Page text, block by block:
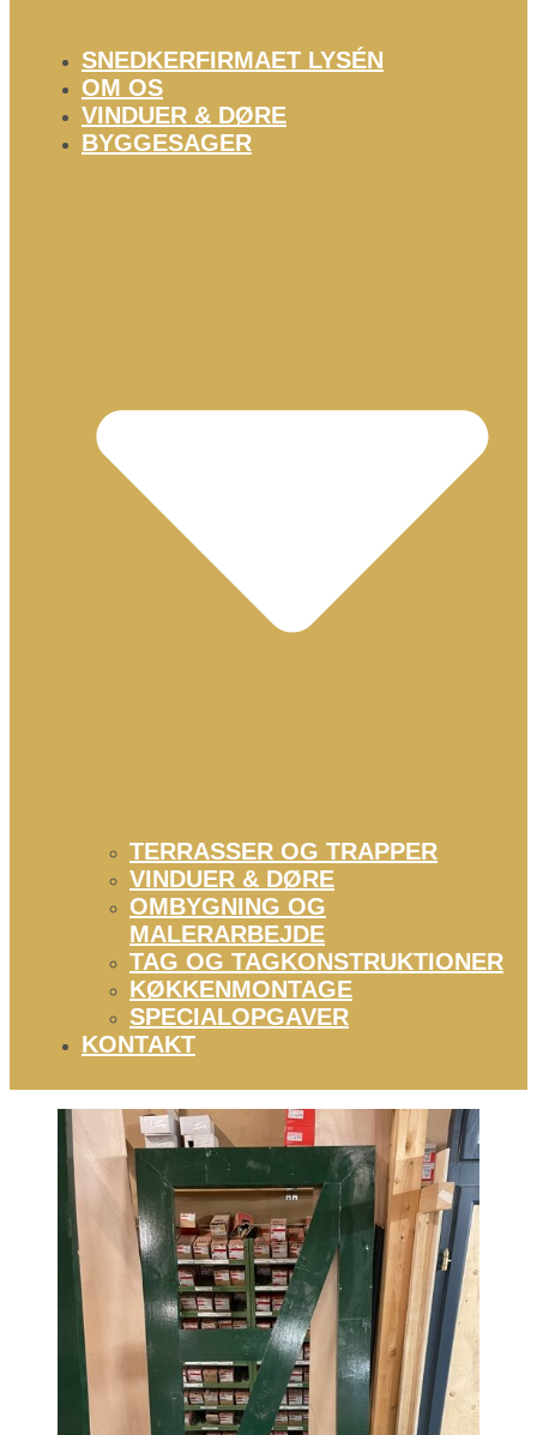
SNEDKERFIRMAET LYSÉN
OM OS
VINDUER & DØRE
BYGGESAGER
TERRASSER OG TRAPPER
VINDUER & DØRE
OMBYGNING OG
MALERARBEJDE
TAG OG TAGKONSTRUKTIONER
KØKKENMONTAGE
SPECIALOPGAVER
KONTAKT